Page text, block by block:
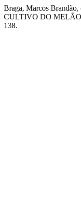
Braga, Marcos
CULTIVO DO
138.